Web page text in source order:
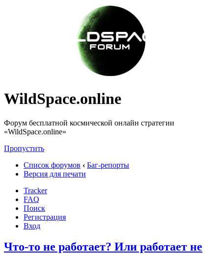
WildSpace.online
Форум бесплатной космической онлайн стратегии
«WildSpace.online»
Пропустить
Список форумов ‹ Баг-репорты
Версия для печати
Tracker
FAQ
Поиск
Регистрация
Вход
Что-то не работает? Или работает не